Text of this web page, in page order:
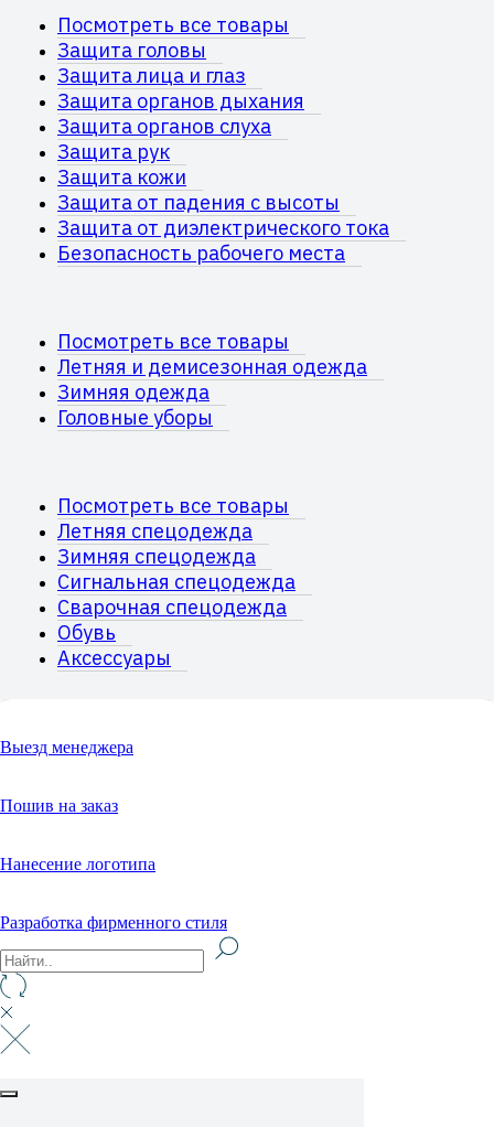
Посмотреть все товары
Защита головы
Защита лица и глаз
Защита органов дыхания
Защита органов слуха
Защита рук
Защита кожи
Защита от падения с высоты
Защита от диэлектрического тока
Безопасность рабочего места
Посмотреть все товары
Летняя и демисезонная одежда
Зимняя одежда
Головные уборы
Посмотреть все товары
Летняя спецодежда
Зимняя спецодежда
Сигнальная спецодежда
Сварочная спецодежда
Обувь
Аксессуары
Выезд менеджера
Пошив на заказ
Нанесение логотипа
Разработка фирменного стиля